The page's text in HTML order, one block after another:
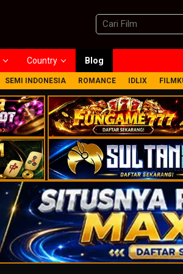
Country Blog
SEMI INDONESIA ROMANCE IDLIX